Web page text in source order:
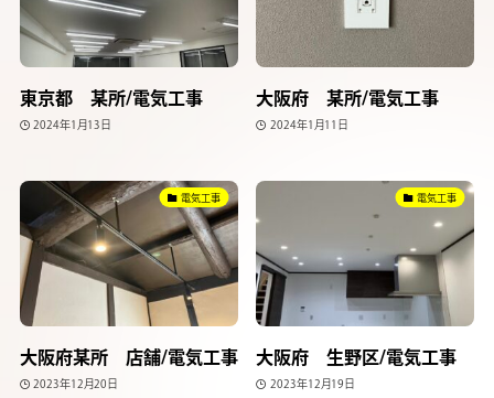
東京都 某所/電気工事
2024年1月13日
大阪府 某所/電気工事
2024年1月11日
電気工事
大阪府某所 店舗/電気工事
2023年12月20日
電気工事
大阪府 生野区/電気工事
2023年12月19日